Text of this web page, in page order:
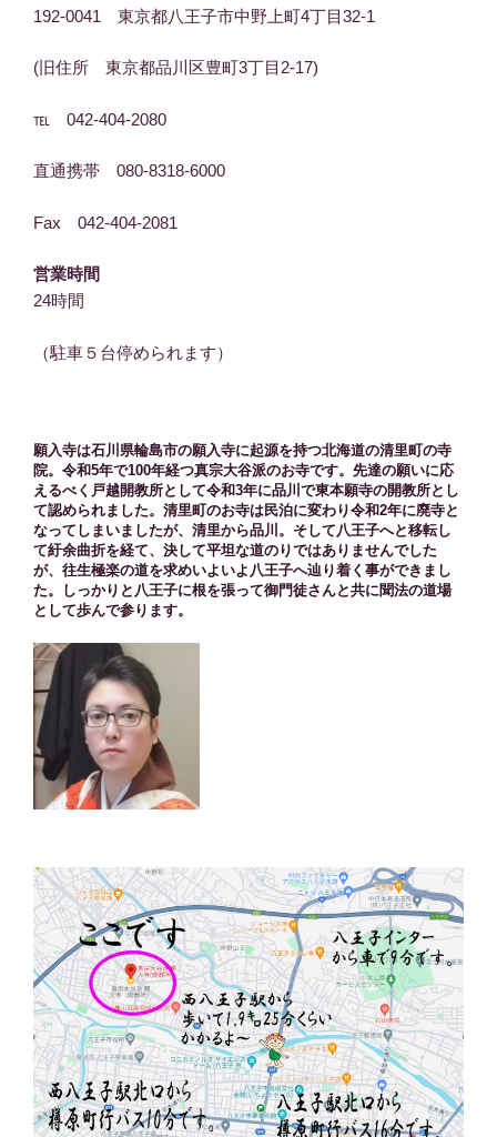
192-0041 東京都八王子市中野上町4丁目32-1
(旧住所 東京都品川区豊町3丁目2-17)
℡ 042-404-2080
直通携帯 080-8318-6000
Fax 042-404-2081
営業時間
24時間
（駐車５台停められます）
願入寺は石川県輪島市の願入寺に起源を持つ北海道の清里町の寺
院。令和5年で100年経つ真宗大谷派のお寺です。先達の願いに応
えるべく戸越開教所として令和3年に品川で東本願寺の開教所とし
て認められました。清里町のお寺は民泊に変わり令和2年に廃寺と
なってしまいましたが、清里から品川。そして八王子へと移転し
て紆余曲折を経て、決して平坦な道のりではありませんでした
が、往生極楽の道を求めいよいよ八王子へ辿り着く事ができまし
た。しっかりと八王子に根を張って御門徒さんと共に聞法の道場
として歩んで参ります。